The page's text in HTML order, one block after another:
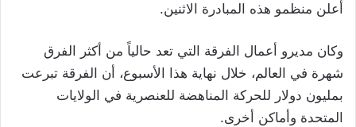
أعلن منظمو هذه المبادرة الاثنين.
وكان مديرو أعمال الفرقة التي تعد حالياً من أكثر الفرق
شهرة في العالم، خلال نهاية هذا الأسبوع، أن الفرقة تبرعت
بمليون دولار للحركة المناهضة للعنصرية في الولايات
المتحدة وأماكن أخرى.